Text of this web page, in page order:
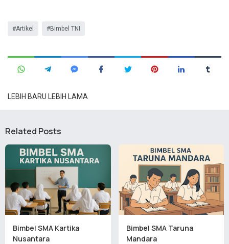
Artikel Bimbel TNI
LEBIH BARU LEBIH LAMA
Related Posts
Bimbel SMA Kartika
Nusantara
Bimbel SMA Taruna
Mandara